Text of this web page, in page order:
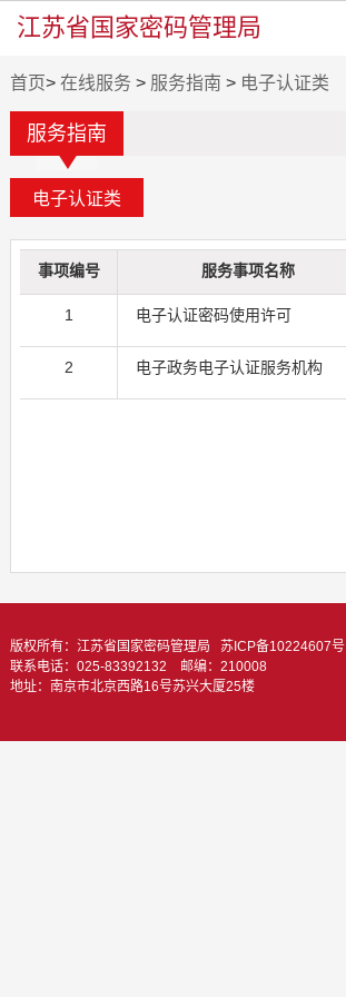
江苏省国家密码管理局
首页> 在线服务 > 服务指南 > 电子认证类
服务指南
事项编号 服务事项名称
1 电子认证密码使用许可
2 电子政务电子认证服务机构
版权所有：江苏省国家密码管理局 苏ICP备10224607号
联系电话：025-83392132 邮编：210008
地址：南京市北京西路16号苏兴大厦25楼